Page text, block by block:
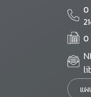
0
0
แ